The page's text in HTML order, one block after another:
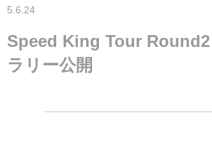
5.6.24
Speed King Tour
ラリー公開